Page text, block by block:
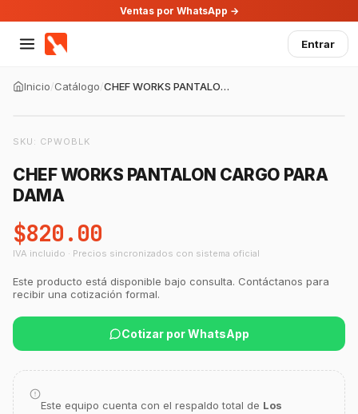
Ventas por WhatsApp →
Entrar
Inicio/Catálogo/ CHEF WORKS PANTALON CARGO PARA DAMA
SKU: CPWOBLK
CHEF WORKS PANTALON CARGO PARA
DAMA
$820.00
IVA incluido · Precios sincronizados con sistema oficial
Este producto está disponible bajo consulta. Contáctanos para
recibir una cotización formal.
Cotizar por WhatsApp
Este equipo cuenta con el respaldo total de Los
GastroBot
Asesor Chef Online
¡Hola Chef! 🍳 Soy GastroBot, tu asesor
de cocina profesional de GastroArt.